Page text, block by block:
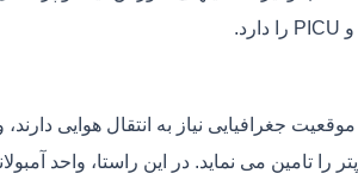
جغرافیایی نیاز به انتقال هوایی
تامین می نماید. در این راستا، واحد